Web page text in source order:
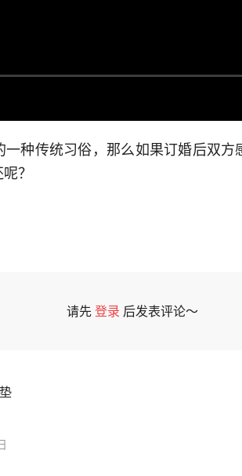
种传统习俗，那么如果订婚后双方
？
请先登录 后发表评论～